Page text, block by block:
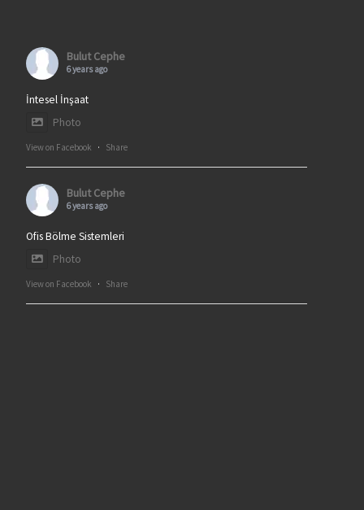
Bulut Cephe
6 years ago
İntesel İnşaat
Photo
View on Facebook · Share
Bulut Cephe
6 years ago
Ofis Bölme Sistemleri
Photo
View on Facebook · Share